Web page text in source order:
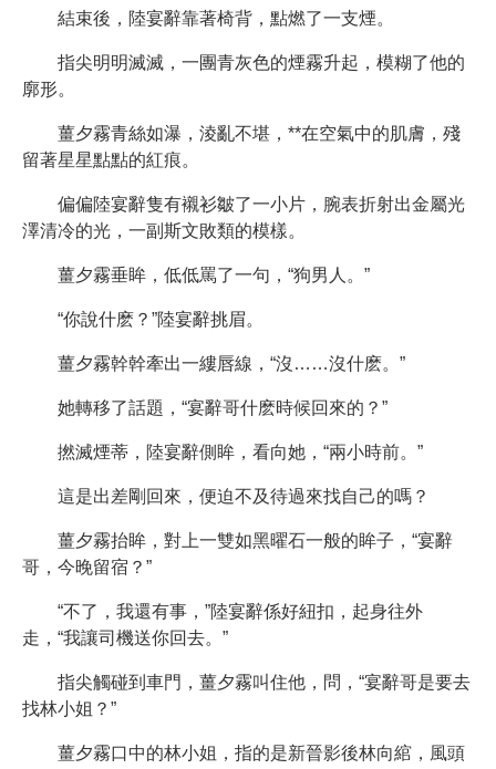
結束後，陸宴辭靠著椅背，點燃了一支煙。
指尖明明滅滅，一團青灰色的煙霧升起，模糊了他的
廓形。
薑夕霧青絲如瀑，淩亂不堪，**在空氣中的肌膚，殘
留著星星點點的紅痕。
偏偏陸宴辭隻有襯衫皺了一小片，腕表折射出金屬光
澤清冷的光，一副斯文敗類的模樣。
薑夕霧垂眸，低低罵了一句，“狗男人。”
“你說什麽？”陸宴辭挑眉。
薑夕霧幹幹牽出一縷唇線，“沒……沒什麽。”
她轉移了話題，“宴辭哥什麽時候回來的？”
撚滅煙蒂，陸宴辭側眸，看向她，“兩小時前。”
這是出差剛回來，便迫不及待過來找自己的嗎？
薑夕霧抬眸，對上一雙如黑曜石一般的眸子，“宴辭
哥，今晚留宿？”
“不了，我還有事，”陸宴辭係好紐扣，起身往外
走，“我讓司機送你回去。”
指尖觸碰到車門，薑夕霧叫住他，問，“宴辭哥是要去
找林小姐？”
薑夕霧口中的林小姐，指的是新晉影後林向綰，風頭